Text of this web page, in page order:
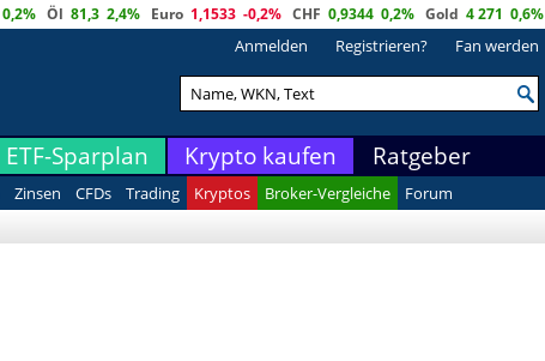
0,2% Öl 81,3 2,4% Euro 1,1533 -0,2% CHF 0,9344 0,2% Gold 4 271 0,6%
Anmelden Registrieren? Fan werden
ETF-Sparplan Krypto kaufen Ratgeber
Zinsen CFDs Trading Kryptos Broker-Vergleiche
Forum